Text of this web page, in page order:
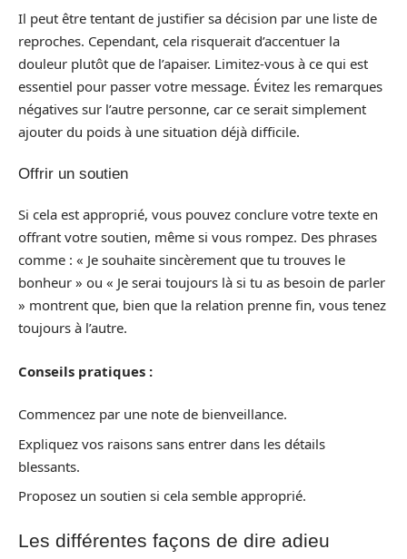
Il peut être tentant de justifier sa décision par une liste de
reproches. Cependant, cela risquerait d’accentuer la
douleur plutôt que de l’apaiser. Limitez-vous à ce qui est
essentiel pour passer votre message. Évitez les remarques
négatives sur l’autre personne, car ce serait simplement
ajouter du poids à une situation déjà difficile.
Offrir un soutien
Si cela est approprié, vous pouvez conclure votre texte en
offrant votre soutien, même si vous rompez. Des phrases
comme : « Je souhaite sincèrement que tu trouves le
bonheur » ou « Je serai toujours là si tu as besoin de parler
» montrent que, bien que la relation prenne fin, vous tenez
toujours à l’autre.
Conseils pratiques :
Commencez par une note de bienveillance.
Expliquez vos raisons sans entrer dans les détails
blessants.
Proposez un soutien si cela semble approprié.
Les différentes façons de dire adieu